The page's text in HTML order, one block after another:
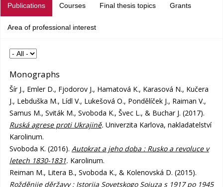
Publications Courses Final thesis topics Grants
Area of professional interest
Monographs
Šír J., Emler D., Fjodorov J., Hamatová K., Karasová N., Kučera
J., Lebduška M., Lídl V., Lukešová O., Pondělíček J., Raiman V.,
Samus M., Sviták M., Svoboda K., Švec L., & Buchar J. (2017).
Ruská agrese proti Ukrajině. Univerzita Karlova, nakladatelství
Karolinum.
Svoboda K. (2016). Autokrat a jeho doba : Rusko a revoluce v
letech 1830-1831. Karolinum.
Reiman M., Litera B., Svoboda K., & Kolenovská D. (2015).
Rožděnije děržavy : Istorija Sovetskogo Sojuza s 1917 po 1945